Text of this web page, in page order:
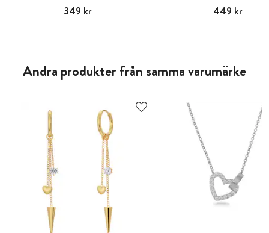
Pris:349 kr
349 kr Pris:449 kr
449 kr
Andra produkter från samma varumärke